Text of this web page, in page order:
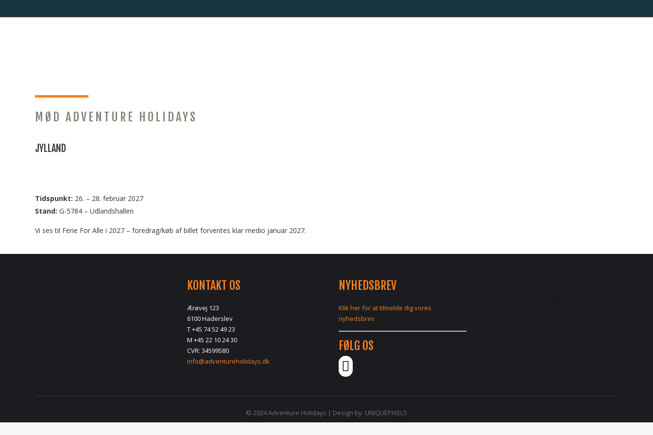
MØD ADVENTURE HOLIDAYS
JYLLAND
Tidspunkt: 26. – 28. februar 2027
Stand: G-5784 – Udlandshallen
Vi ses til Ferie For Alle i 2027 – foredrag/køb af billet forventes klar medio januar 2027.
KONTAKT OS
Ærøvej 123
6100 Haderslev
T +45 74 52 49 23
M +45 22 10 24 30
CVR: 34599580
info@adventureholidays.dk
NYHEDSBREV
Klik her for at tilmelde dig vores
nyhedsbrev
FØLG OS
© 2024 Adventure Holidays | Design by: UNIQUEPIXELS